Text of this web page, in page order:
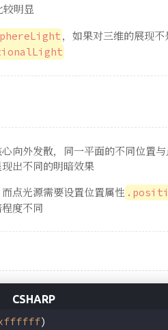
明显
，如果对三维的展现
向外发散，同一平面的不同位置
出不同的明暗效果
点光源需要设置位置属性
度不同
)